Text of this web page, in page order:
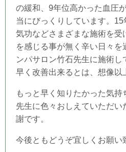
の緩和、9年位高かった血圧
当にびっくりしています。15
気功などさまざまな施術を受
を感じる事が無く辛い日々を
ンパサロン竹石先生に施術し
早く改善出来るとは、想像以
もっと早く知りたかった気
先生に色々おしえていただ
謝です。
今後ともどうぞ宜しくお願い